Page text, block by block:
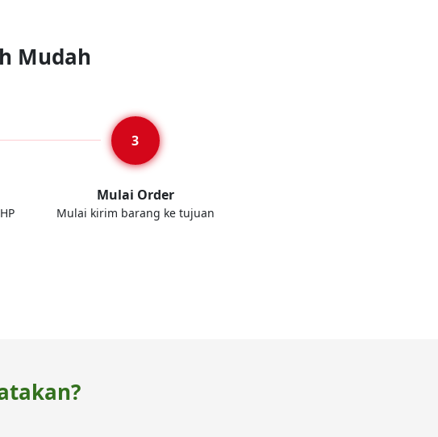
Mudah
Mulai Order
Mulai kirim barang ke tujuan